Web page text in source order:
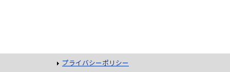
プライバシーポリシー